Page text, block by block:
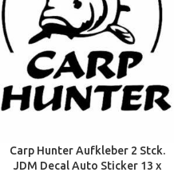
Carp Hunter Aufkleber 2 Stck.
JDM Decal Auto Sticker 13 x